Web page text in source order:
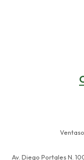
Av. Diego Portales N.